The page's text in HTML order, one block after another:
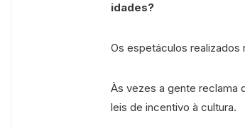
idades?
Os espetáculos realizados
Às vezes a gente reclama
leis de incentivo à cultura.